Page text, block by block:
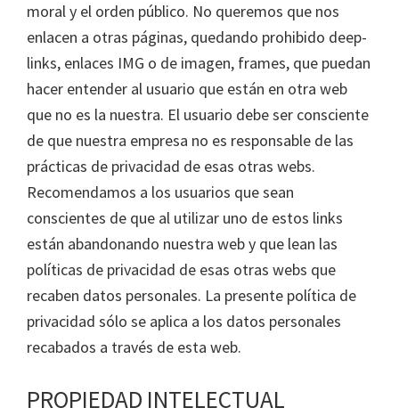
moral y el orden público. No queremos que nos
enlacen a otras páginas, quedando prohibido deep-
links, enlaces IMG o de imagen, frames, que puedan
hacer entender al usuario que están en otra web
que no es la nuestra. El usuario debe ser consciente
de que nuestra empresa no es responsable de las
prácticas de privacidad de esas otras webs.
Recomendamos a los usuarios que sean
conscientes de que al utilizar uno de estos links
están abandonando nuestra web y que lean las
políticas de privacidad de esas otras webs que
recaben datos personales. La presente política de
privacidad sólo se aplica a los datos personales
recabados a través de esta web.
PROPIEDAD INTELECTUAL